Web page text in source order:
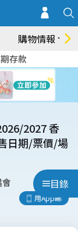
購物情報
存款
目錄
2027 香
日期/票價/場
會
用App睇